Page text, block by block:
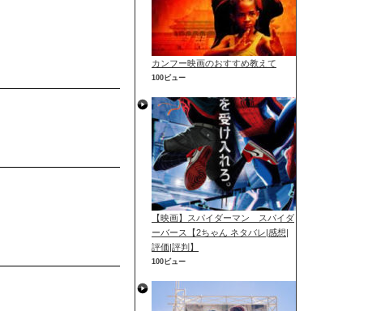
カンフー映画のおすすめ教えて
100ビュー
【映画】スパイダーマン スパイダ
ーバース【2ちゃん ネタバレ|感想|
評価|評判】
100ビュー